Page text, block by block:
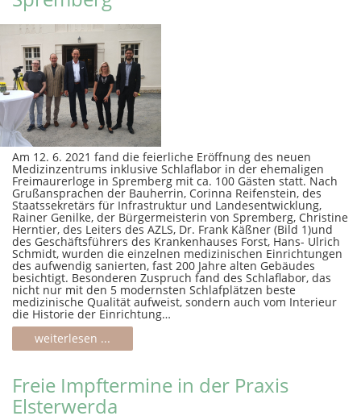
Am 12. 6. 2021 fand die feierliche Eröffnung des neuen
Medizinzentrums inklusive Schlaflabor in der ehemaligen
Freimaurerloge in Spremberg mit ca. 100 Gästen statt. Nach
Grußansprachen der Bauherrin, Corinna Reifenstein, des
Staatssekretärs für Infrastruktur und Landesentwicklung,
Rainer Genilke, der Bürgermeisterin von Spremberg, Christine
Herntier, des Leiters des AZLS, Dr. Frank Käßner (Bild 1)und
des Geschäftsführers des Krankenhauses Forst, Hans- Ulrich
Schmidt, wurden die einzelnen medizinischen Einrichtungen
des aufwendig sanierten, fast 200 Jahre alten Gebäudes
besichtigt. Besonderen Zuspruch fand des Schlaflabor, das
nicht nur mit den 5 modernsten Schlafplätzen beste
medizinische Qualität aufweist, sondern auch vom Interieur
die Historie der Einrichtung…
weiterlesen ...
Freie Impftermine in der Praxis
Elsterwerda